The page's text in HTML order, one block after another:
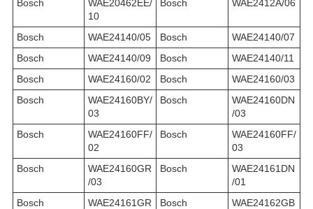
Bosch
WAE20462EE/
10
Bosch WAE2412A/06
Bosch WAE24140/05 Bosch
WAE24140/07
Bosch
WAE24140/09 Bosch
WAE24140/11
Bosch
WAE24160/02 Bosch
WAE24160/03
Bosch
WAE24160BY/
03
Bosch
WAE24160DN
/03
Bosch
WAE24160FF/
02
Bosch
WAE24160FF/
03
Bosch
WAE24160GR
/03
Bosch
WAE24161DN
/01
Bosch
WAE24161GR
Bosch
WAE24162GB